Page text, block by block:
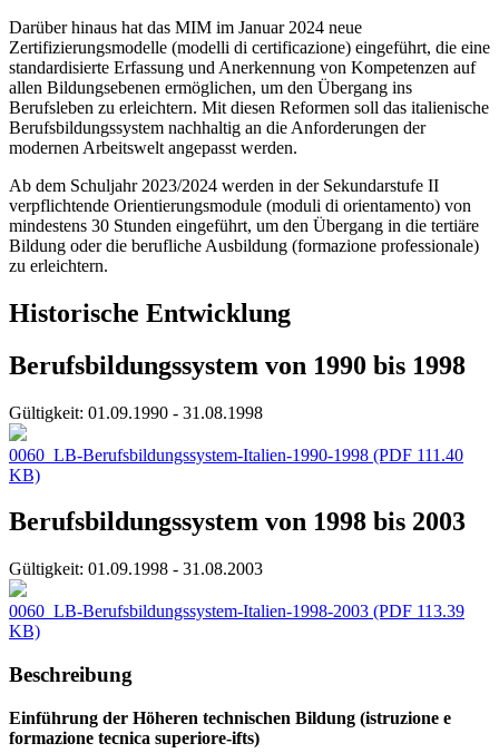
Darüber hinaus hat das MIM im Januar 2024 neue
Zertifizierungsmodelle (modelli di certificazione) eingeführt, die eine
standardisierte Erfassung und Anerkennung von Kompetenzen auf
allen Bildungsebenen ermöglichen, um den Übergang ins
Berufsleben zu erleichtern. Mit diesen Reformen soll das italienische
Berufsbildungssystem nachhaltig an die Anforderungen der
modernen Arbeitswelt angepasst werden.
Ab dem Schuljahr 2023/2024 werden in der Sekundarstufe II
verpflichtende Orientierungsmodule (moduli di orientamento) von
mindestens 30 Stunden eingeführt, um den Übergang in die tertiäre
Bildung oder die berufliche Ausbildung (formazione professionale)
zu erleichtern.
Historische Entwicklung
Berufsbildungssystem von 1990 bis 1998
Gültigkeit: 01.09.1990 - 31.08.1998
0060_LB-Berufsbildungssystem-Italien-1990-1998 (PDF 111.40
KB)
Berufsbildungssystem von 1998 bis 2003
Gültigkeit: 01.09.1998 - 31.08.2003
0060_LB-Berufsbildungssystem-Italien-1998-2003 (PDF 113.39
KB)
Beschreibung
Einführung der Höheren technischen Bildung (istruzione e
formazione tecnica superiore-ifts)